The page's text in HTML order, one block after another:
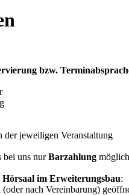
bzw.
jeweiligen Veranstaltung
bei uns nurBarzahlung
im Erweiterungsbau:
nach Vereinbarung)